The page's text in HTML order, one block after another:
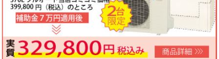
2026年05月18日
目玉商品
ノーリツビルトインコンロ「N3WV6M」工事費コミコミ特価！今
なら「ロティプレートS」プレゼント！3台限定コミコミ価格
79,800円！数量限定のため、なくなり次第終了となります。
2026年05月15日
目玉商品